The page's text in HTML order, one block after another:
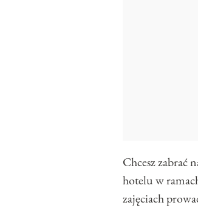
Chcesz zabrać
hotelu w
zajęciach